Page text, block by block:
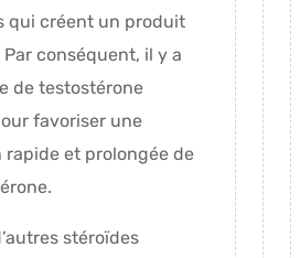
qui créent un produit
conséquent, il y a
de testostérone
favoriser une
rapide et prolongée de
stéroïdes